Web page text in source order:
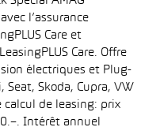
l’assurance
Care et
Care. Offre
électriques et Plug-
Skoda, Cupra, VW
calcul de leasing: prix
Intérêt annuel